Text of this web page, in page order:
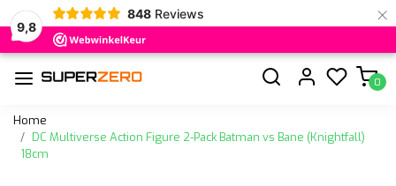
9,8
848 Reviews ×
0
Home
DC Multiverse Action Figure 2-Pack Batman vs Bane (Knightfall)
18cm